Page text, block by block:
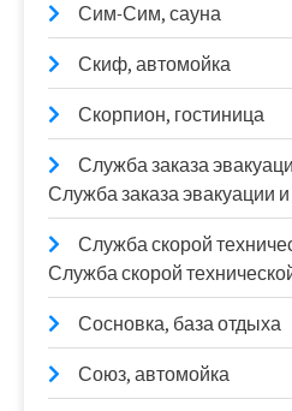
Сим-Сим, сауна
Скиф, автомойка
Скорпион, гостиница
Служба заказа
Служба заказа эвакуации
Служба скорой
Служба скорой
Сосновка, база отдыха
Союз, автомойка